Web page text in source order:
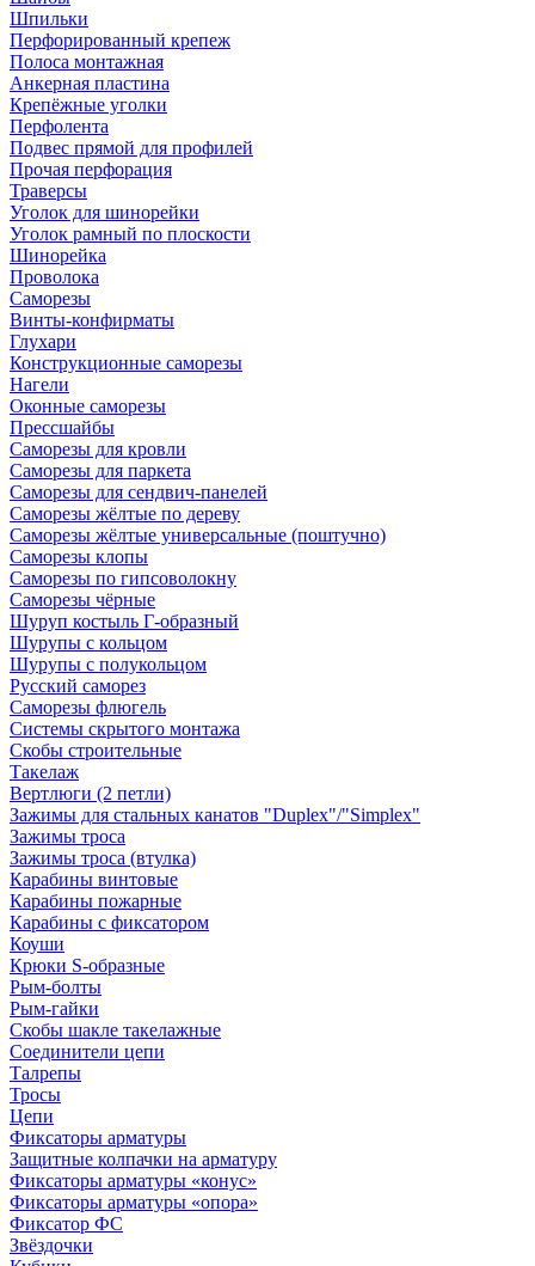
Шпильки
Перфорированный крепеж
Полоса монтажная
Анкерная пластина
Крепёжные уголки
Перфолента
Подвес прямой для профилей
Прочая перфорация
Траверсы
Уголок для шинорейки
Уголок рамный по плоскости
Шинорейка
Проволока
Саморезы
Винты-конфирматы
Глухари
Конструкционные саморезы
Нагели
Оконные саморезы
Прессшайбы
Саморезы для кровли
Саморезы для паркета
Саморезы для сендвич-панелей
Саморезы жёлтые по дереву
Саморезы жёлтые универсальные (поштучно)
Саморезы клопы
Саморезы по гипсоволокну
Саморезы чёрные
Шуруп костыль Г-образный
Шурупы с кольцом
Шурупы с полукольцом
Русский саморез
Саморезы флюгель
Системы скрытого монтажа
Скобы строительные
Такелаж
Вертлюги (2 петли)
Зажимы для стальных канатов "Duplex"/"Simplex"
Зажимы троса
Зажимы троса (втулка)
Карабины винтовые
Карабины пожарные
Карабины с фиксатором
Коуши
Крюки S-образные
Рым-болты
Рым-гайки
Скобы шакле такелажные
Соединители цепи
Талрепы
Тросы
Цепи
Фиксаторы арматуры
Защитные колпачки на арматуру
Фиксаторы арматуры «конус»
Фиксаторы арматуры «опора»
Фиксатор ФС
Звёздочки